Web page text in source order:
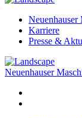
Neuenhauser
Karriere
Presse &
Neuenhauser